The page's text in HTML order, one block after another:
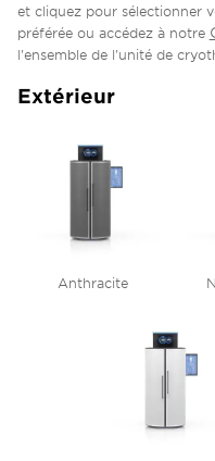
et cliquez pour sélectionner
préférée ou accédez à notre
l'ensemble de l'unité de
Extérieur
Anthracite